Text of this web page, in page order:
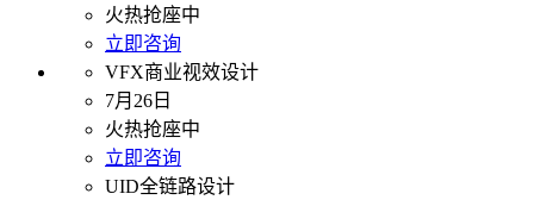
火热抢座中
立即咨询
VFX商业视效设计
7月26日
火热抢座中
立即咨询
UID全链路设计